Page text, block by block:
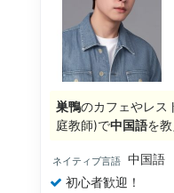
巣鴨のカフェやレス
庭教師)で中国語を教
ネイティブ言語 中国語
初心者歓迎！